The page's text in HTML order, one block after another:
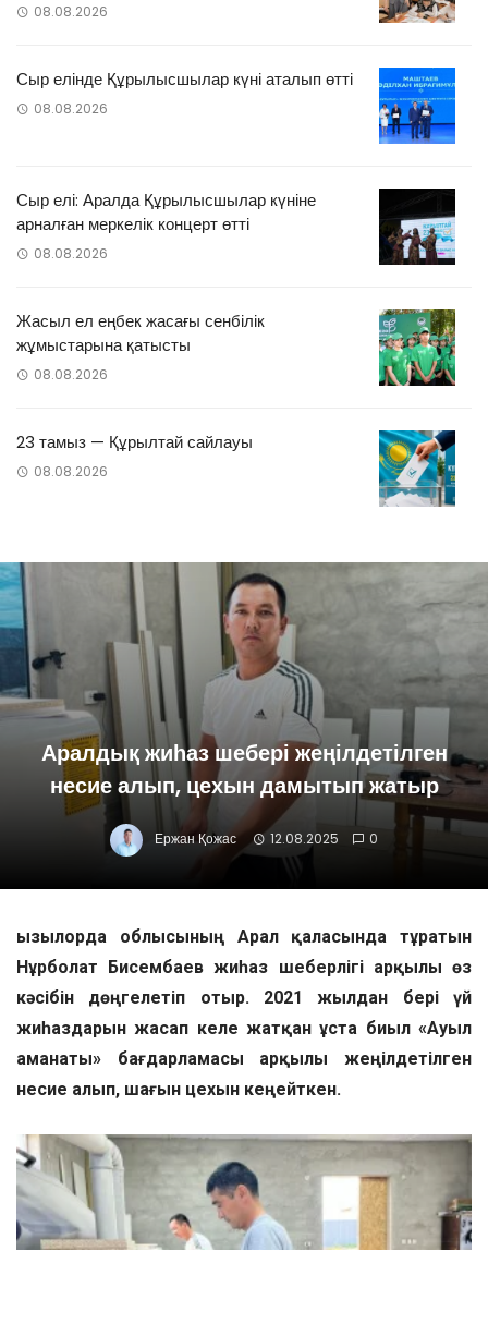
08.08.2026
Сыр елінде Құрылысшылар күні аталып өтті
08.08.2026
Сыр елі: Аралда Құрылысшылар күніне
арналған меркелік концерт өтті
08.08.2026
Жасыл ел еңбек жасағы сенбілік
жұмыстарына қатысты
08.08.2026
23 тамыз — Құрылтай сайлауы
08.08.2026
Аралдық жиһаз шебері жеңілдетілген
несие алып, цехын дамытып жатыр
Ержан Қожас 12.08.2025 0
Қызылорда облысының Арал қаласында тұратын
Нұрболат Бисембаев жиһаз шеберлігі арқылы өз
кәсібін дөңгелетіп отыр. 2021 жылдан бері үй
жиһаздарын жасап келе жатқан ұста биыл «Ауыл
аманаты» бағдарламасы арқылы жеңілдетілген
несие алып, шағын цехын кеңейткен.